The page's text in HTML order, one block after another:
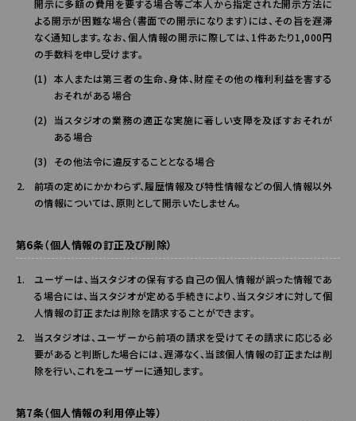
開示に多額の費用を要する場合等ご本人から指定された開示方法に
よる開示が困難な場合（書面での開示になります）には、その旨を遅滞
なく通知します。なお、個人情報の開示に際しては、1件あたり1,000円
の手数料を申し受けます。
本人または第三者の生命、身体、財産その他の権利利益を害する
おそれがある場合
当スタジオの業務の適正な実施に著しい支障を及ぼすおそれが
ある場合
その他法令に違反することとなる場合
前項の定めにかかわらず、履歴情報及び特性情報などの個人情報以外
の情報については、原則として開示いたしません。
第6条（個人情報の訂正及び削除）
ユーザーは、当スタジオの保有する自己の個人情報が誤った情報であ
る場合には、当スタジオが定める手続きにより、当スタジオに対して個
人情報の訂正または削除を請求することができます。
当スタジオは、ユーザーから前項の請求を受けてその請求に応じる必
要があると判断した場合には、遅滞なく、当該個人情報の訂正または削
除を行い、これをユーザーに通知します。
第7条（個人情報の利用停止等）